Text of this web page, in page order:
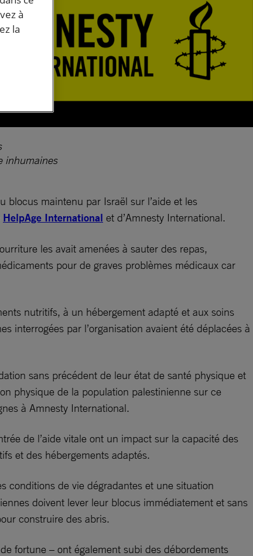
inhumaines
blocus maintenu par Israël sur l’aide et les
HelpAge International et d’Amnesty International.
les avait amenées à sauter des repas,
pour de graves problèmes médicaux car
nutritifs, à un hébergement adapté et aux soins
interrogées par l’organisation avaient été déplacées à
sans précédent de leur état de santé physique et
physique de la population palestinienne sur ce
à Amnesty International.
de l’aide vitale ont un impact sur la capacité des
et des hébergements adaptés.
conditions de vie dégradantes et une situation
doivent lever leur blocus immédiatement et sans
construire des abris.
fortune – ont également subi des débordements
à
la